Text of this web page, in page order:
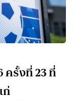
ครั้งที่ 23 ที่
ก่